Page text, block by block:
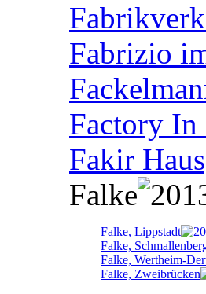
Fabrizio
Factory In
Fakir
Falke
Falke, Lippstadt
Falke,
Falke, Wertheim-
Falke, Zweibrücken